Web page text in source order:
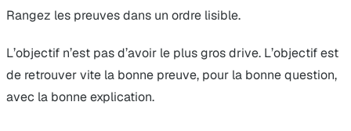
Rangez les preuves dans un ordre lisible.
L’objectif n’est pas d’avoir le plus gros drive. L’objectif est
de retrouver vite la bonne preuve, pour la bonne question,
avec la bonne explication.